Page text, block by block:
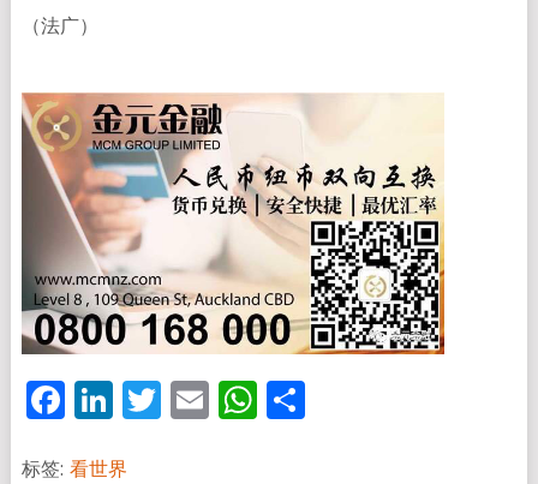
（法广）
Facebook
LinkedIn
Twitter
EmailWhatsApp
分
标签: 看世界